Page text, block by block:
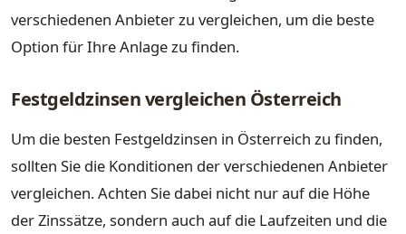
verschiedenen Anbieter zu vergleichen, um die beste
Option für Ihre Anlage zu finden.
Festgeldzinsen vergleichen Österreich
Um die besten Festgeldzinsen in Österreich zu finden,
sollten Sie die Konditionen der verschiedenen Anbieter
vergleichen. Achten Sie dabei nicht nur auf die Höhe
der Zinssätze, sondern auch auf die Laufzeiten und die